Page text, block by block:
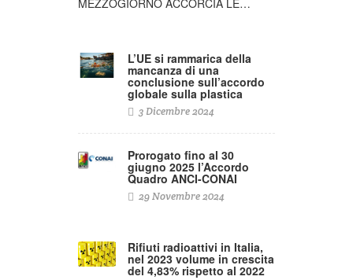
L’UE si rammarica della
mancanza di una
conclusione sull’accordo
globale sulla plastica
3 Dicembre 2024
Prorogato fino al 30
giugno 2025 l’Accordo
Quadro ANCI-CONAI
29 Novembre 2024
Rifiuti radioattivi in Italia,
nel 2023 volume in crescita
del 4,83% rispetto al 2022